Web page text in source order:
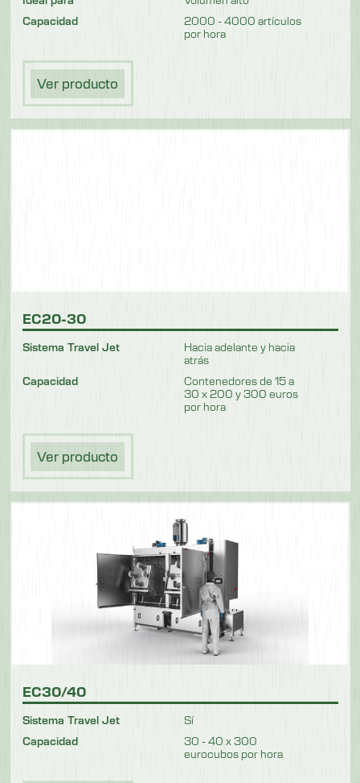
Capacidad
2000 - 4000 artículos
por hora
Ver producto
EC20-30
Sistema Travel Jet
Hacia adelante y hacia
atrás
Capacidad
Contenedores de 15 a
30 x 200 y 300 euros
por hora
Ver producto
EC30/40
Sistema Travel Jet
Sí
Capacidad
30 - 40 x 300
eurocubos por hora